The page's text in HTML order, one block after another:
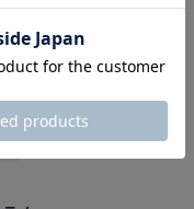
メンズウェア